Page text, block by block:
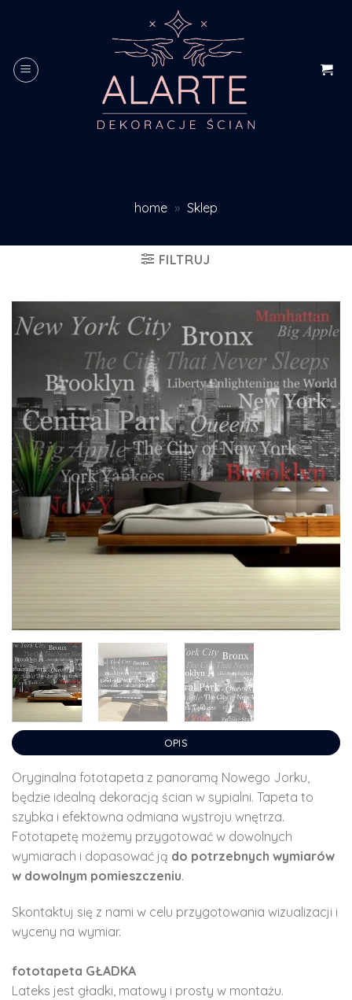
home » Sklep
FILTRUJ
OPIS
Oryginalna fototapeta z panoramą Nowego Jorku,
będzie idealną dekoracją ścian w sypialni. Tapeta to
szybka i efektowna odmiana wystroju wnętrza.
Fototapetę możemy przygotować w dowolnych
wymiarach i dopasować ją do potrzebnych wymiarów
w dowolnym pomieszczeniu.
Skontaktuj się z nami w celu przygotowania wizualizacji i
wyceny na wymiar.
fototapeta GŁADKA
Lateks jest gładki, matowy i prosty w montażu.